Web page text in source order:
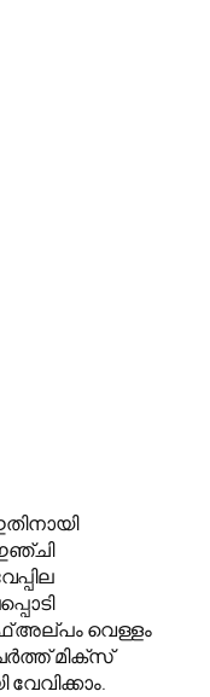
അല്പം വെള്ളം
മിക്സ്